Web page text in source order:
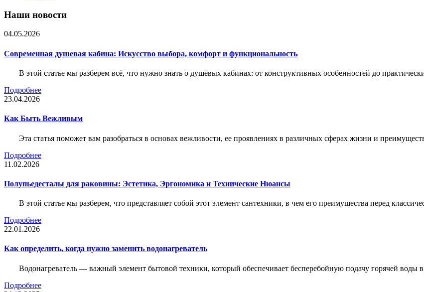
Наши новости
04.05.2026
Современная душевая кабина: Искусство выбора, комфорт и функциональность
В этой статье мы разберем всё, что нужно знать о душевых кабинах: от конструктивных особенностей до
Подробнее
23.04.2026
Как Быть Вежливым
Эта статья поможет вам разобраться в основах вежливости, ее проявлениях в различных сферах жизни и
Подробнее
11.02.2026
Полупьедесталы для раковины: Эстетика, Эргономика и Технические Нюансы
В этой статье мы разберем, что представляет собой этот элемент сантехники, в чем его преимущества перед
Подробнее
22.01.2026
Как определить, когда нужно заменить водонагреватель
Водонагреватель — важный элемент бытовой техники, который обеспечивает бесперебойную подачу горячей воды
Подробнее